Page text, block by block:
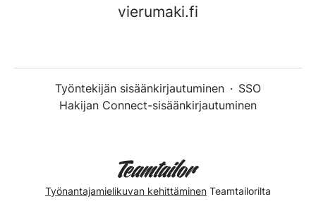
vierumaki.fi
Työntekijän sisäänkirjautuminen · SSO
Hakijan Connect-sisäänkirjautuminen
Työnantajamielikuvan kehittäminen Teamtailorilta